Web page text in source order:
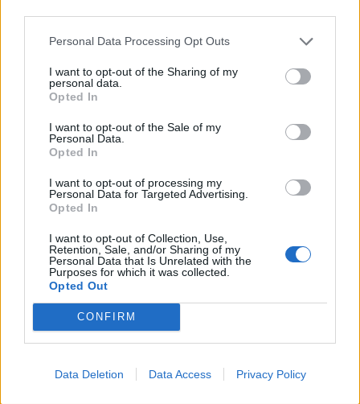
Personal Data Processing Opt Outs
I want to opt-out of the Sharing of my
personal data.
Opted In
I want to opt-out of the Sale of my
Personal Data.
Opted In
I want to opt-out of processing my
Personal Data for Targeted Advertising.
Opted In
I want to opt-out of Collection, Use,
Retention, Sale, and/or Sharing of my
Personal Data that Is Unrelated with the
Purposes for which it was collected.
Opted Out
CONFIRM
Data Deletion Data Access Privacy Policy
Οι ερευνητές συνεχίζουν την παρακολούθησή
τους, αναζητώντας αιτίες για τα επίμονα
Φωτογραφία: iStock
Facebook
Twitter
LONG COVID ΚΟΡΟΝΟΙΟΣ ,ΠΑΙΔΙΑ